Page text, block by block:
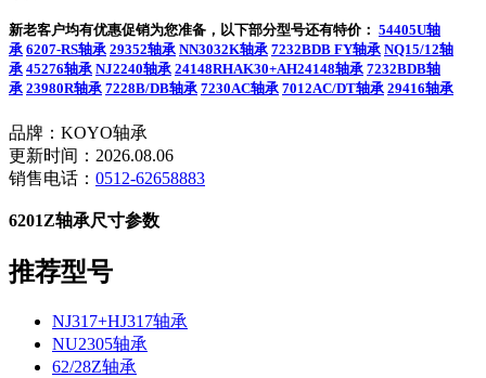
新老客户均有优惠促销为您准备，以下部分型号还有特价： 54405U轴
承 6207-RS轴承 29352轴承 NN3032K轴承 7232BDB FY轴承 NQ15/12轴
承 45276轴承 NJ2240轴承 24148RHAK30+AH24148轴承 7232BDB轴
承 23980R轴承 7228B/DB轴承 7230AC轴承 7012AC/DT轴承 29416轴承
品牌：KOYO轴承
更新时间：2026.08.06
销售电话： 0512-62658883
6201Z轴承尺寸参数
推荐型号
NJ317+HJ317轴承
NU2305轴承
62/28Z轴承